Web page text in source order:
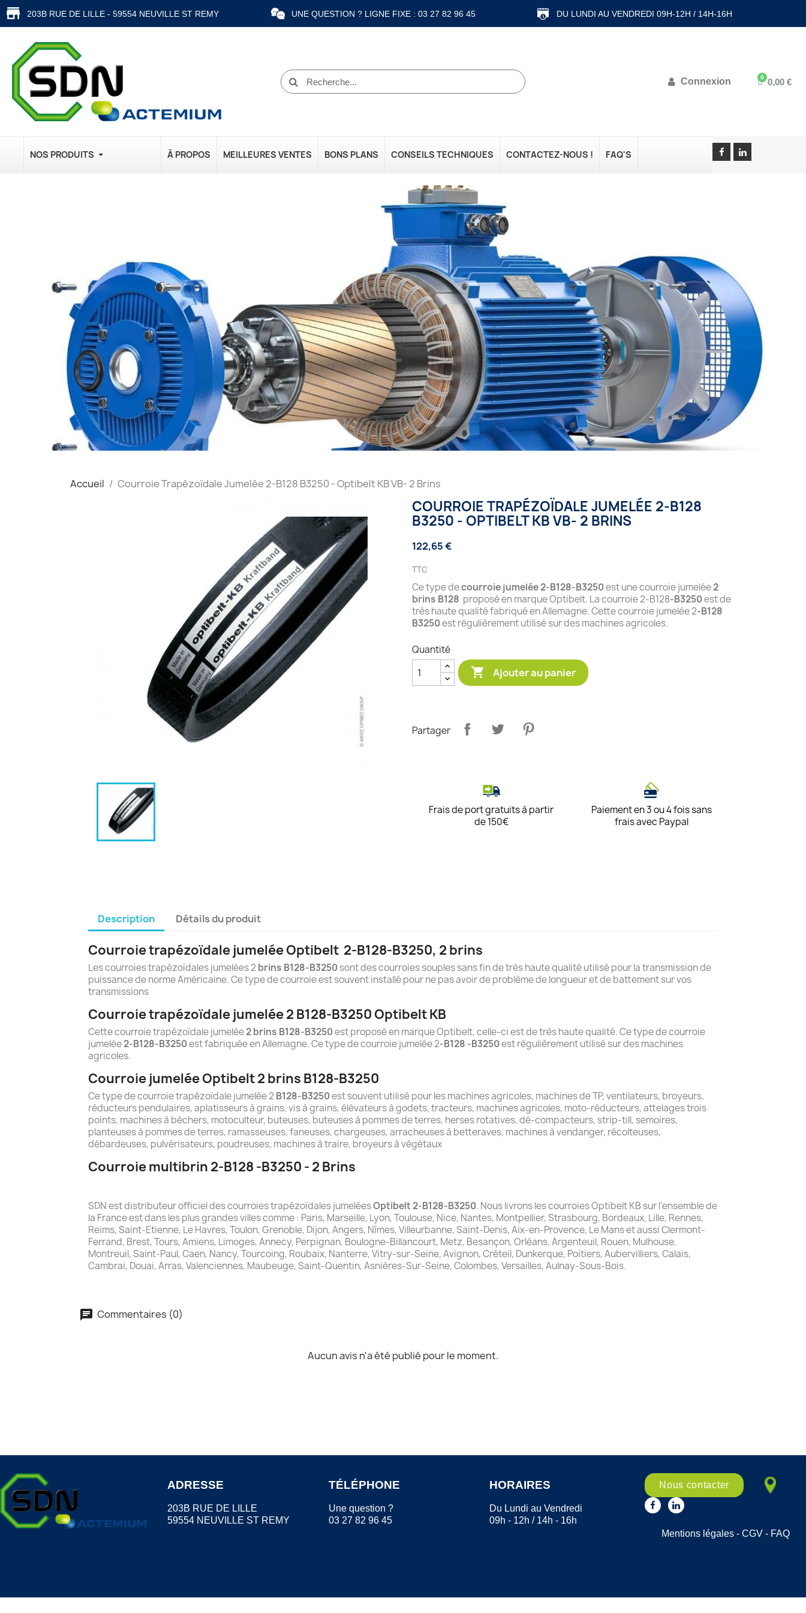
203B RUE DE LILLE - 59554 NEUVILLE ST REMY UNE QUESTION ? LIGNE FIXE : 03 27 82 96 45 DU LUNDI AU VENDREDI 09H-12H / 14H-16H
Connexion 0,00 €
NOS PRODUITS À PROPOS MEILLEURES VENTES BONS PLANS CONSEILS TECHNIQUES CONTACTEZ-NOUS ! FAQ'S
Accueil Courroie Trapézoïdale Jumelée 2-B128 B3250 - Optibelt KB VB- 2 Brins
COURROIE TRAPÉZOÏDALE JUMELÉE 2-B128
B3250 - OPTIBELT KB VB- 2 BRINS
122,65 €
TTC
Ce type decourroie jumelée 2-B128-B3250est une courroie jumelée2
brins B128 proposé en marque Optibelt. La courroie 2-B128-B3250est de
très haute qualité fabriqué en Allemagne. Cette courroie jumelée 2-B128
B3250est régulièrement utilisé sur des machines agricoles.
Quantité
 Ajouter au panier
Partager
Frais de port gratuits à partir
de 150€
Paiement en 3 ou 4 fois sans
frais avec Paypal
Description Détails du produit
Courroie trapézoïdale jumelée Optibelt 2-B128-B3250, 2 brins
Les courroies trapézoïdales jumelées 2 brins B128-B3250sont des courroies souples sans fin de très haute qualité utilisé pour la transmission de
puissance de norme Américaine. Ce type de courroie est souvent installé pour ne pas avoir de problème de longueur et de battement sur vos
transmissions
Courroie trapézoïdale jumelée 2 B128-B3250 Optibelt KB
Cette courroie trapézoïdale jumelée2 brins B128-B3250est proposé en marque Optibelt, celle-ci est de très haute qualité. Ce type de courroie
jumelée2-B128-B3250est fabriquée en Allemagne. Ce type de courroie jumelée 2-B128 -B3250est régulièrement utilisé sur des machines
agricoles.
Courroie jumelée Optibelt 2 brins B128-B3250
Ce type de courroie trapézoïdale jumelée 2 B128-B3250est souvent utilisé pour les machines agricoles, machines de TP, ventilateurs, broyeurs,
réducteurs pendulaires, aplatisseurs à grains, vis à grains, élévateurs à godets, tracteurs, machines agricoles, moto-réducteurs, attelages trois
points, machines à béchers, motoculteur, buteuses, buteuses à pommes de terres, herses rotatives, dé-compacteurs, strip-till, semoires,
planteuses à pommes de terres, ramasseuses, faneuses, chargeuses, arracheuses à betteraves, machines à vendanger, récolteuses,
débardeuses, pulvérisateurs, poudreuses, machines à traire, broyeurs à végétaux
Courroie multibrin 2-B128 -B3250 - 2 Brins
SDN est distributeur officiel des courroies trapézoïdales jumeléesOptibelt 2-B128-B3250. Nous livrons les courroies Optibelt KB sur l’ensemble de
la France est dans les plus grandes villes comme : Paris, Marseille, Lyon, Toulouse, Nice, Nantes, Montpellier, Strasbourg, Bordeaux, Lille, Rennes,
Reims, Saint-Etienne, Le Havres, Toulon, Grenoble, Dijon, Angers, Nîmes, Villeurbanne, Saint-Denis, Aix-en-Provence, Le Mans et aussi Clermont-
Ferrand, Brest, Tours, Amiens, Limoges, Annecy, Perpignan, Boulogne-Billancourt, Metz, Besançon, Orléans, Argenteuil, Rouen, Mulhouse,
Montreuil, Saint-Paul, Caen, Nancy, Tourcoing, Roubaix, Nanterre, Vitry-sur-Seine, Avignon, Créteil, Dunkerque, Poitiers, Aubervilliers, Calais,
Cambrai, Douai, Arras, Valenciennes, Maubeuge, Saint-Quentin, Asnières-Sur-Seine, Colombes, Versailles, Aulnay-Sous-Bois.
Commentaires (0)
Aucun avis n'a été publié pour le moment.
ADRESSE
203B RUE DE LILLE
59554 NEUVILLE ST REMY
TÉLÉPHONE
Une question ?
03 27 82 96 45
HORAIRES
Du Lundi au Vendredi
09h - 12h / 14h - 16h
Nous contacter
Mentions légales- CGV- FAQ